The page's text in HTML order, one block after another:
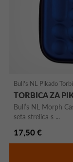
Bull's NL Pikado
TORBICA ZA
Bull’s NL Morph
seta strelica s ...
17,50 €